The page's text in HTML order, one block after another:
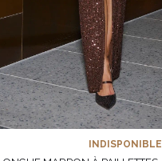
INDISPONIBLE